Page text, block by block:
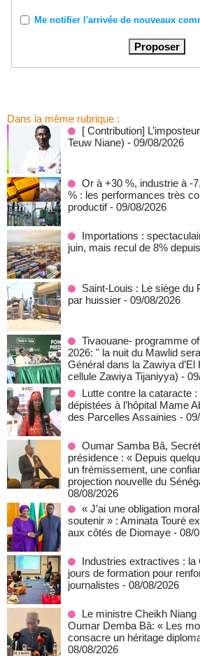
Me notifier l'arrivée de nouveaux
Dans la même rubrique :
[ Contribution]
Teuw Niane) - 09/08/2026
Or à +30 %, industrie à -
% : les performances très
productif - 09/08/2026
Importations :
juin, mais recul de 8%
Saint-Louis : Le siège du
par huissier - 09/08/2026
Tivaouane- programme
2026: " la nuit du Mawlid
Général dans la Zawiya
cellule Zawiya Tijaniyya) -
Lutte contre la cataracte
dépistées à l’hôpital Mame
des Parcelles Assainies -
Oumar Samba Bâ,
présidence : « Depuis
un frémissement, une
projection nouvelle du
08/08/2026
« J’ai une obligation
soutenir » : Aminata Touré
aux côtés de Diomaye - 08/
Industries extractives : la
jours de formation pour
journalistes - 08/08/2026
Le ministre Cheikh Niang
Oumar Demba Bâ: « Les
consacre un héritage
08/08/2026